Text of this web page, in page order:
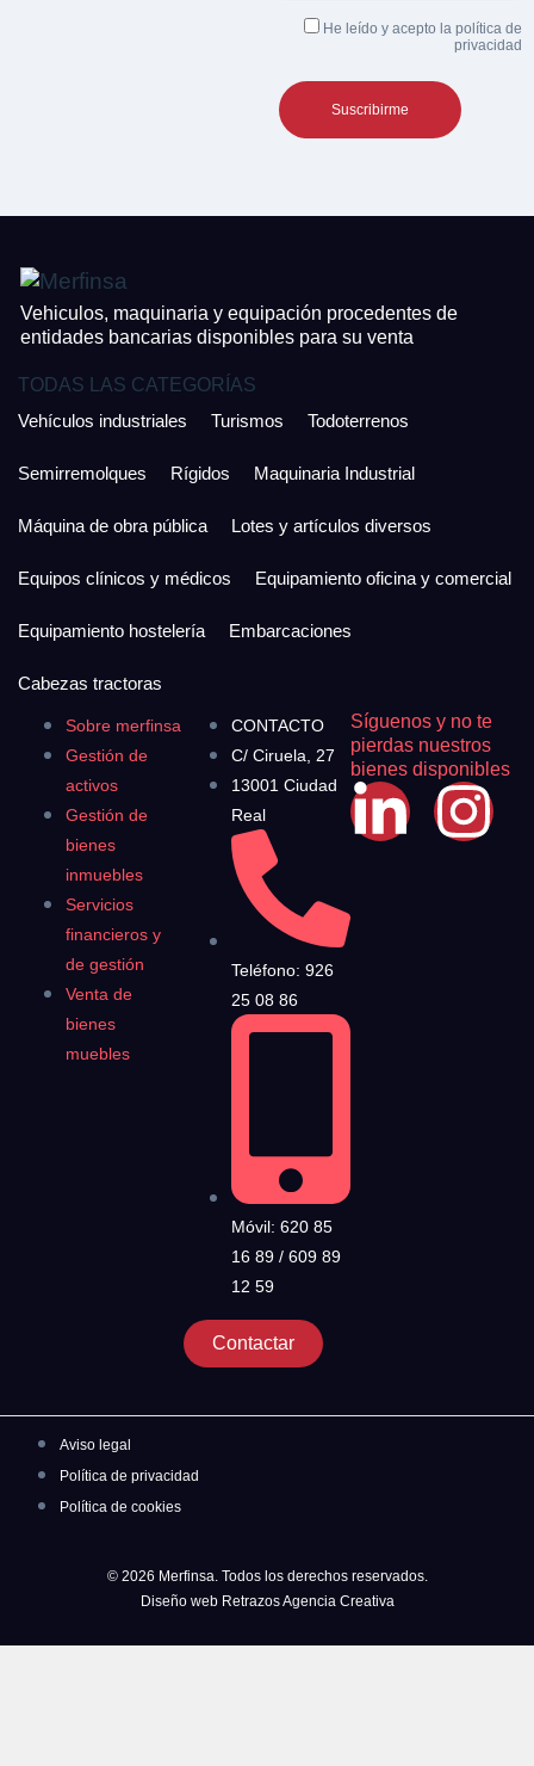
He leído y acepto la política de
privacidad
Vehiculos, maquinaria y equipación procedentes de
entidades bancarias disponibles para su venta
Sobre merfinsa
Gestión de
activos
Gestión de
bienes
inmuebles
Servicios
financieros y
de gestión
Venta de
bienes
muebles
CONTACTO
C/ Ciruela, 27
13001 Ciudad
Real
Teléfono: 926
25 08 86
Móvil: 620 85
16 89 / 609 89
12 59
Contactar
Síguenos y no te
pierdas nuestros
bienes disponibles
TODAS LAS CATEGORÍAS
Vehículos industriales
Turismos Todoterrenos
Semirremolques Rígidos Maquinaria Industrial
Máquina de obra pública Lotes y artículos diversos
Equipos clínicos y médicos Equipamiento oficina y comercial
Equipamiento hostelería Embarcaciones
Cabezas tractoras
Aviso legal
Política de privacidad
Política de cookies
© 2026 Merfinsa. Todos los derechos reservados.
Diseño web Retrazos Agencia Creativa
Acepto la
continuación confirma que estás de acuerdo con ambas.